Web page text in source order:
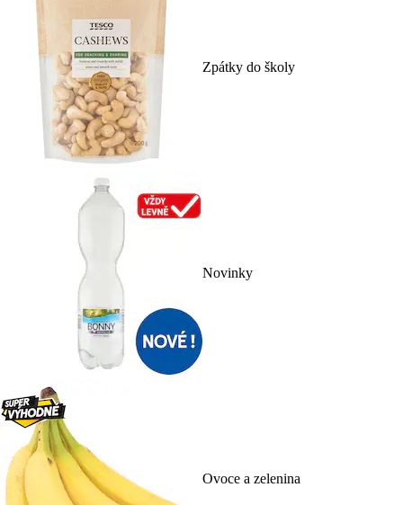
Zpátky do školy
Novinky
Ovoce a zelenina